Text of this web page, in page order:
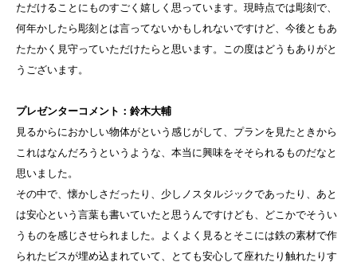
ただけることにものすごく嬉しく思っています。現時点では彫刻で、
何年かしたら彫刻とは言ってないかもしれないですけど、今後ともあ
たたかく見守っていただけたらと思います。この度はどうもありがと
うございます。
プレゼンターコメント：鈴木大輔
見るからにおかしい物体がという感じがして、プランを見たときから
これはなんだろうというような、本当に興味をそそられるものだなと
思いました。
その中で、懐かしさだったり、少しノスタルジックであったり、あと
は安心という言葉も書いていたと思うんですけども、どこかでそうい
うものを感じさせられました。よくよく見るとそこには鉄の素材で作
られたビスが埋め込まれていて、とても安心して座れたり触れたりす